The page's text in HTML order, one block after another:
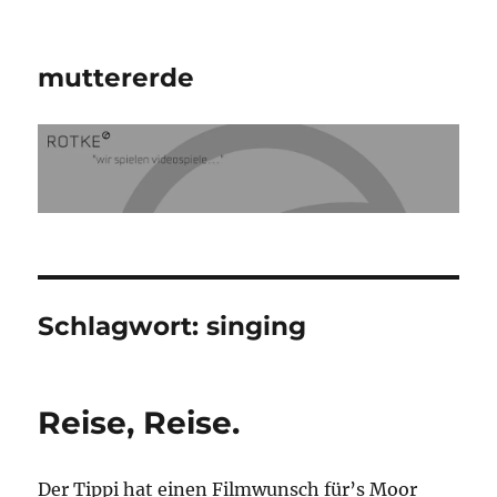
muttererde
Schlagwort:singing
Reise, Reise.
Der Tippi hat einen Filmwunsch für’s Moor